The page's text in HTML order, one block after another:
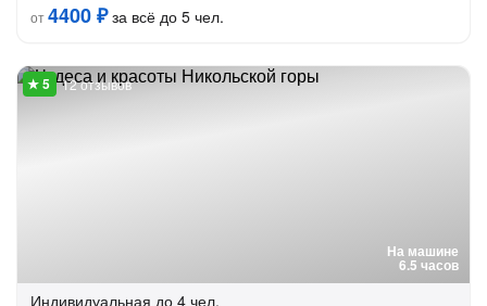
от4400 ₽за всё до 5 чел.
На машине
6.5 часов
12 отзывов
Индивидуальная до 4 чел.